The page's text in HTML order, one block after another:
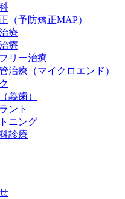
（予防矯正MAP）
療
療
リー治療
治療（マイクロエンド）
義歯）
ント
ニング
診療